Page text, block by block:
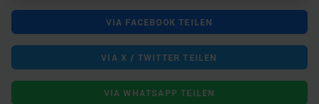
VIA FACEBOOK TEILEN
VIA X / TWITTER TEILEN
VIA WHATSAPP TEILEN